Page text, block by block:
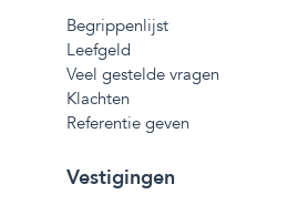
Begrippenlijst
Leefgeld
Veel gestelde vragen
Klachten
Referentie geven
Vestigingen